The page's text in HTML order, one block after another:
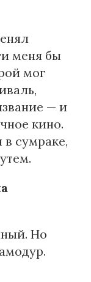
меня бы
мог
— и
кино.
сумраке,
Но